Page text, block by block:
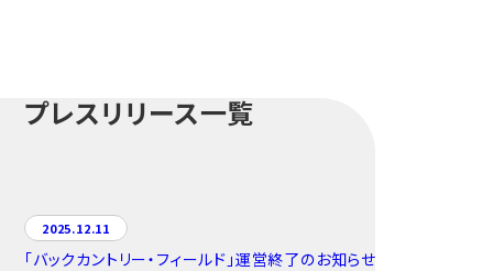
プレスリリース一覧
2025.12.11
「バックカントリー・フィールド」運営終了のお知らせ